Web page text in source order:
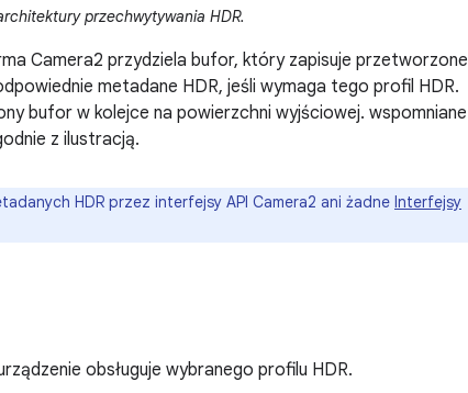
przechwytywania HDR.
Camera2 przydziela bufor, który zapisuje przetworzone
metadane HDR, jeśli wymaga tego profil HDR.
bufor w kolejce na powierzchni wyjściowej. wspomniane
z ilustracją.
HDR przez interfejsy API Camera2 ani żadne Interfejsy
obsługuje wybranego profilu HDR.